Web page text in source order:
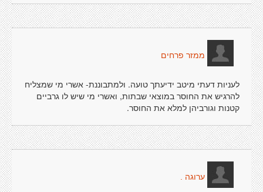
ממזר פרחים
לעניות דעתי מיטב ידיעתך טועה. ולמתבוננת- אשרי מי שמצליח
להרגיש את החוסר במוצאי שבתות, ואשרי מי שיש לו גרביים
קטנות וגורביהן למלא את החוסר.
ערוגה .